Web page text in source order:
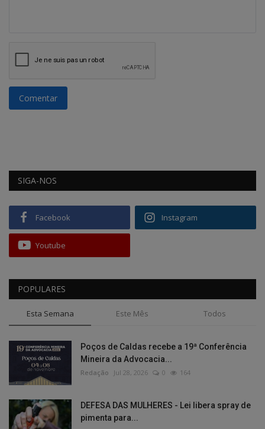
Comentar
SIGA-NOS
Facebook Instagram
Youtube
POPULARES
Esta Semana Este Mês Todos
Poços de Caldas recebe a 19ª Conferência
Mineira da Advocacia...
Redação Jul 28, 2026 0 164
DEFESA DAS MULHERES - Lei libera spray de
pimenta para...